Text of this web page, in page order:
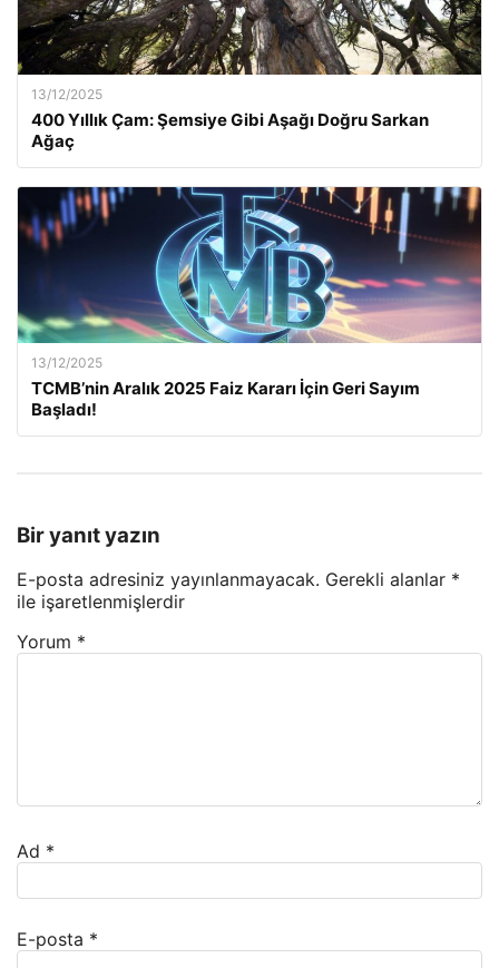
13/12/2025
400 Yıllık Çam: Şemsiye Gibi Aşağı Doğru Sarkan
Ağaç
13/12/2025
TCMB’nin Aralık 2025 Faiz Kararı İçin Geri Sayım
Başladı!
Bir yanıt yazın
E-posta adresiniz yayınlanmayacak. Gerekli alanlar *
ile işaretlenmişlerdir
Yorum *
Ad *
E-posta *